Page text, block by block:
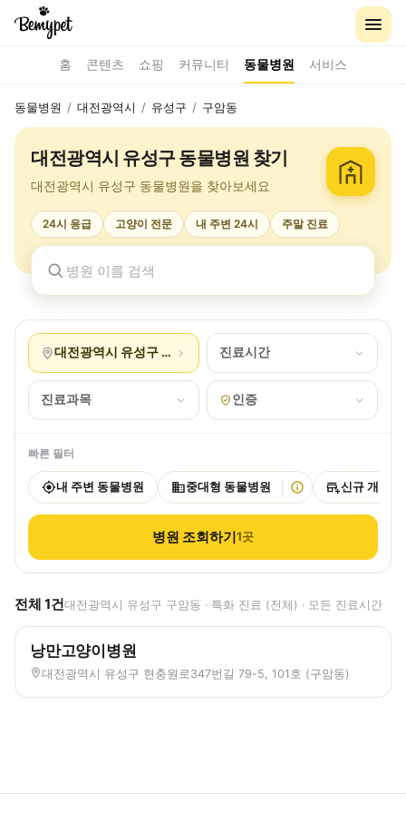
홈 콘텐츠 쇼핑 커뮤니티 동물병원 서비스
동물병원 / 대전광역시 / 유성구 / 구암동
대전광역시 유성구 동물병원 찾기
대전광역시 유성구 동물병원을 찾아보세요
24시 응급 고양이 전문 내 주변 24시 주말 진료
대전광역시 유성구 구암동 진료시간
진료과목 인증
빠른 필터
내 주변 동물병원 중대형 동물병원 신규 개원
병원 조회하기1곳
전체 1건대전광역시 유성구 구암동 · 특화 진료 (전체) · 모든 진료시간
낭만고양이병원
대전광역시 유성구 현충원로347번길 79-5, 101호 (구암동)